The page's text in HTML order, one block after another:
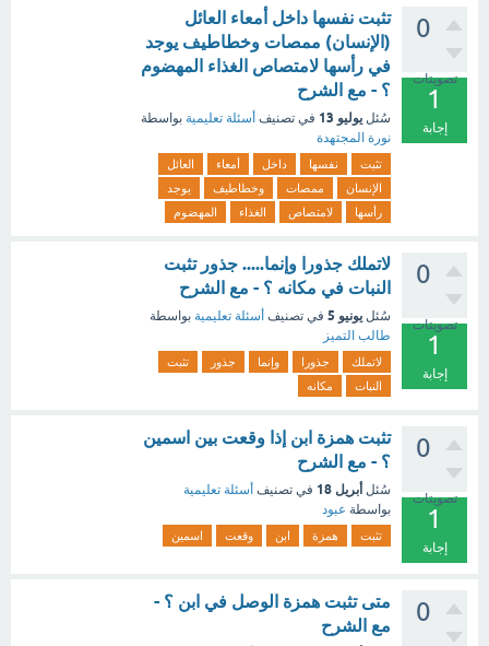
0
تصويتات
1
إجابة
تثبت نفسها داخل أمعاء العائل
(الإنسان) ممصات وخطاطيف يوجد
في رأسها لامتصاص الغذاء المهضوم
؟ - مع الشرح
سُئل يوليو 13 في تصنيف أسئلة تعليمية بواسطة
نورة المجتهدة
تثبت نفسها داخل أمعاء
العائل
الإنسان
ممصات وخطاطيف
يوجد
رأسها
لامتصاص الغذاء المهضوم
0
تصويتات
1
إجابة
لاتملك جذورا وإنما..... جذور تثبت
النبات في مكانه ؟ - مع الشرح
سُئل يونيو 5 في تصنيف أسئلة تعليمية بواسطة
طالب التميز
لاتملك جذورا وإنما جذور
تثبت
النبات
مكانه
0
تصويتات
1
إجابة
تثبت همزة ابن إذا وقعت بين اسمين
؟ - مع الشرح
سُئل أبريل 18 في تصنيف أسئلة تعليمية
بواسطة عبود
تثبت همزة ابن وقعت اسمين
0
متى تثبت همزة الوصل في ابن ؟ -
مع الشرح